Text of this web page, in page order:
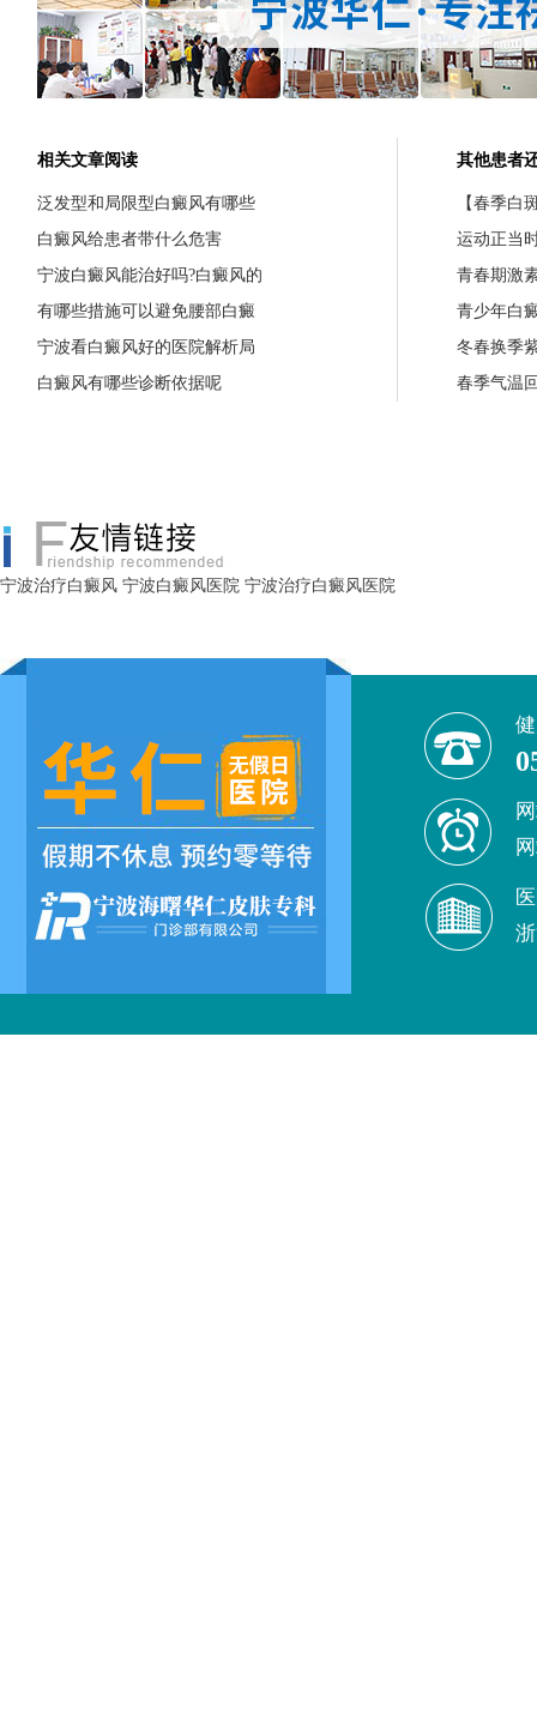
相关文章阅读
泛发型和局限型白癜风有哪些
白癜风给患者带什么危害
宁波白癜风能治好吗?白癜风的
有哪些措施可以避免腰部白癜
宁波看白癜风好的医院解析局
白癜风有哪些诊断依据呢
其他患者
【春季白
运动正当
青春期激
青少年白
冬春换季
春季气温
宁波治疗白癜风 宁波白癜风医院 宁波治疗白癜风医院